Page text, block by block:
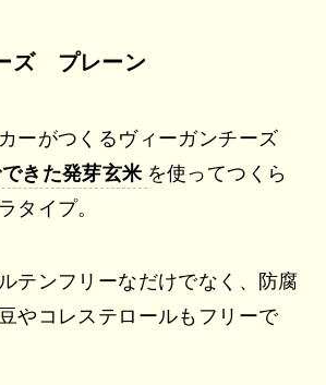
ズ プレーン
ーがつくるヴィーガンチーズ
きた発芽玄米 を使ってつくら
タイプ。
テンフリーなだけでなく、防腐
やコレステロールもフリーで